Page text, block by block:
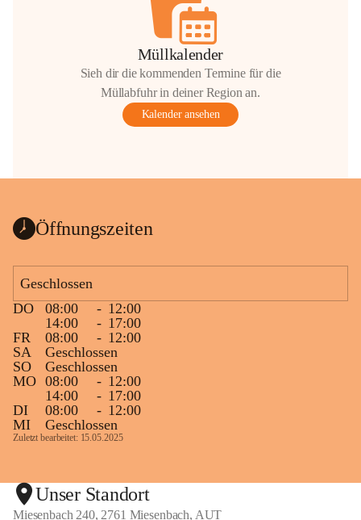
Müllkalender
Sieh dir die kommenden Termine für die
Müllabfuhr in deiner Region an.
Kalender ansehen
Öffnungszeiten
Geschlossen
DO
08:00 - 12:00
14:00
- 17:00
FR
08:00 - 12:00
SA
Geschlossen
SO
Geschlossen
MO 08:00 - 12:00
14:00
- 17:00
DI
08:00 - 12:00
MI
Geschlossen
Zuletzt bearbeitet: 15.05.2025
Unser Standort
Miesenbach 240, 2761 Miesenbach, AUT